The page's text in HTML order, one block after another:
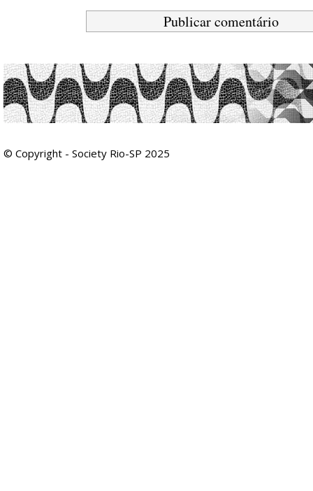
© Copyright - Society Rio-SP 2025